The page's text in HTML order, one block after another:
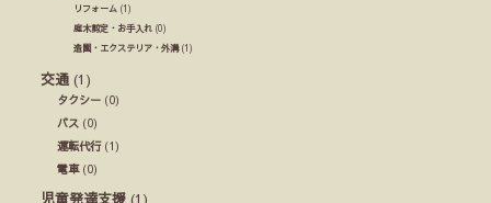
リフォーム (1)
庭木剪定・お手入れ (0)
造園・エクステリア・外溝(1)
交通 (1)
タクシー (0)
バス (0)
運転代行(1)
電車(0)
児童発達支援 (1)